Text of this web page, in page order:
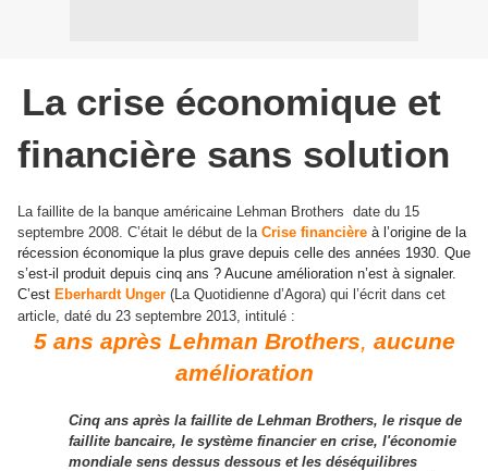
La crise économique et
financière sans solution
La faillite de la banque américaine Lehman Brothers date du 15
septembre 2008. C’était le début de la Crise financière à l’origine de la
récession économique la plus grave depuis celle des années 1930. Que
s’est-il produit depuis cinq ans ? Aucune amélioration n’est à signaler.
C’est Eberhardt Unger (La Quotidienne d’Agora) qui l’écrit dans cet
article, daté du 23 septembre 2013, intitulé :
5 ans après Lehman Brothers, aucune
amélioration
Cinq ans après la faillite de Lehman Brothers, le risque de
faillite bancaire, le système financier en crise, l'économie
mondiale sens dessus dessous et les déséquilibres